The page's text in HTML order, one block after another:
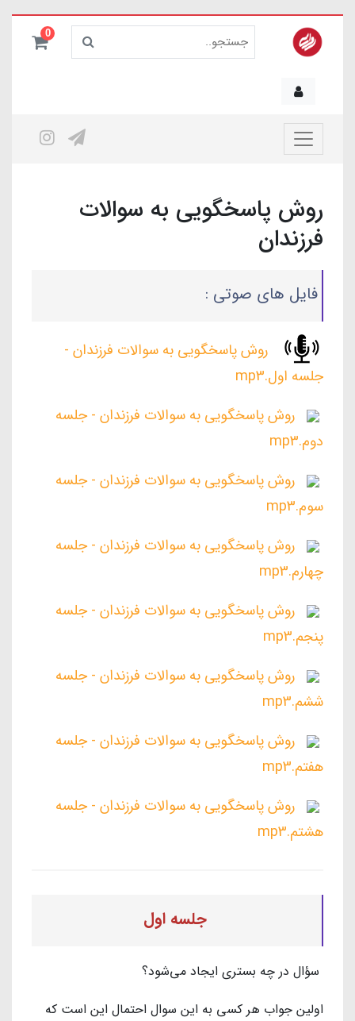
0
روش پاسخگویی به سوالات
فرزندان
فایل های صوتی :
روش پاسخگویی به سوالات فرزندان -
جلسه اول.mp3
روش پاسخگویی به سوالات فرزندان - جلسه
دوم.mp3
روش پاسخگویی به سوالات فرزندان - جلسه
سوم.mp3
روش پاسخگویی به سوالات فرزندان - جلسه
چهارم.mp3
روش پاسخگویی به سوالات فرزندان - جلسه
پنجم.mp3
روش پاسخگویی به سوالات فرزندان - جلسه
ششم.mp3
روش پاسخگویی به سوالات فرزندان - جلسه
هفتم.mp3
روش پاسخگویی به سوالات فرزندان - جلسه
هشتم.mp3
جلسه اول
سؤال در چه بستری ایجاد می‌شود؟
اولین جواب هر کسی به این سوال احتمال این است که